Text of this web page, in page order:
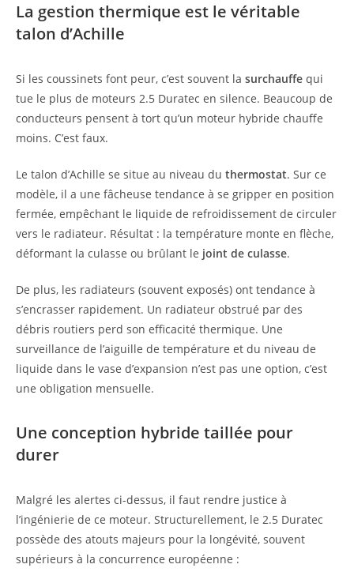
La gestion thermique est le véritable
talon d’Achille
Si les coussinets font peur, c’est souvent la surchauffe qui
tue le plus de moteurs 2.5 Duratec en silence. Beaucoup de
conducteurs pensent à tort qu’un moteur hybride chauffe
moins. C’est faux.
Le talon d’Achille se situe au niveau du thermostat. Sur ce
modèle, il a une fâcheuse tendance à se gripper en position
fermée, empêchant le liquide de refroidissement de circuler
vers le radiateur. Résultat : la température monte en flèche,
déformant la culasse ou brûlant le joint de culasse.
De plus, les radiateurs (souvent exposés) ont tendance à
s’encrasser rapidement. Un radiateur obstrué par des
débris routiers perd son efficacité thermique. Une
surveillance de l’aiguille de température et du niveau de
liquide dans le vase d’expansion n’est pas une option, c’est
une obligation mensuelle.
Une conception hybride taillée pour
durer
Malgré les alertes ci-dessus, il faut rendre justice à
l’ingénierie de ce moteur. Structurellement, le 2.5 Duratec
possède des atouts majeurs pour la longévité, souvent
supérieurs à la concurrence européenne :